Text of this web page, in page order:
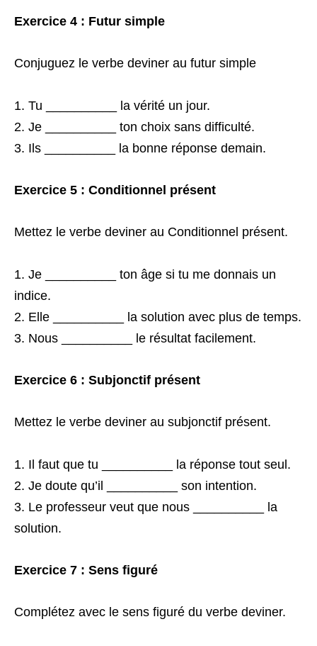
Exercice 4 : Futur simple
Conjuguez le verbe deviner au futur simple
Tu __________ la vérité un jour.
Je __________ ton choix sans difficulté.
Ils __________ la bonne réponse demain.
Exercice 5 : Conditionnel présent
Mettez le verbe deviner au Conditionnel présent.
Je __________ ton âge si tu me donnais un
indice.
Elle __________ la solution avec plus de temps.
Nous __________ le résultat facilement.
Exercice 6 : Subjonctif présent
Mettez le verbe deviner au subjonctif présent.
Il faut que tu __________ la réponse tout seul.
Je doute qu’il __________ son intention.
Le professeur veut que nous __________ la
solution.
Exercice 7 : Sens figuré
Complétez avec le sens figuré du verbe deviner.